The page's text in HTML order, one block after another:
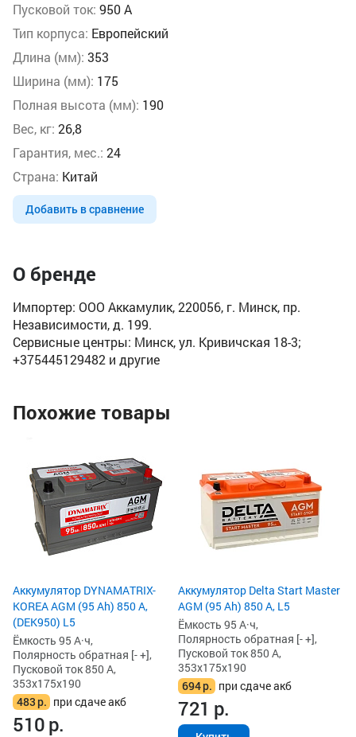
Пусковой ток: 950 А
Тип корпуса: Европейский
Длина (мм): 353
Ширина (мм): 175
Полная высота (мм): 190
Вес, кг: 26,8
Гарантия, мес.: 24
Страна: Китай
Добавить в сравнение
О бренде
Импортер: ООО Аккамулик, 220056, г. Минск, пр.
Независимости, д. 199.
Сервисные центры: Минск, ул. Кривичская 18-3;
+375445129482 и другие
Похожие товары
Аккумулятор DYNAMATRIX-
KOREA AGM (95 Ah) 850 А,
(DEK950) L5
Ёмкость 95 А·ч,
Полярность обратная [- +],
Пусковой ток 850 А,
353x175x190
483р. при сдаче акб
510р.
Аккумулятор Delta Start Master
AGM (95 Ah) 850 А, L5
Ёмкость 95 А·ч,
Полярность обратная [- +],
Пусковой ток 850 А,
353x175x190
694р. при сдаче акб
721 р.